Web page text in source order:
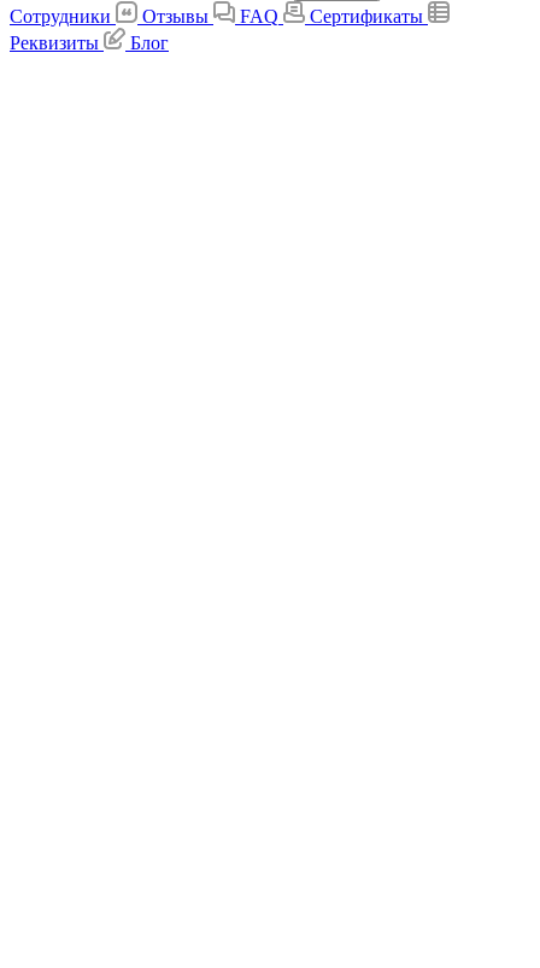
Сотрудники
Отзывы FAQ
Сертификаты
Реквизиты
Блог